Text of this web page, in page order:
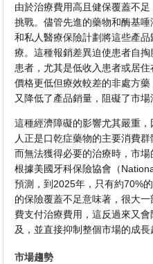
由於治療費用高且健保覆蓋不
挑戰。儘管先進的藥物和酶基
和私人醫療保險計劃將這些產
療。這種報銷差異迫使患者自
患者，尤其是低收入患者或居
價格更低但療效較差的非處方
又降低了產品銷量，阻礙了市場
這種經濟障礙的影響尤其嚴重
人正是口乾症藥物的主要消費
而無法獲得必要的治療時，市場
根據美國牙科保險協會（
預測，到2025年，只有約70%
的保險覆蓋不足意味著，很大
費支付治療費用，這反過來又
及，並直接抑制整個市場的成長
市場趨勢